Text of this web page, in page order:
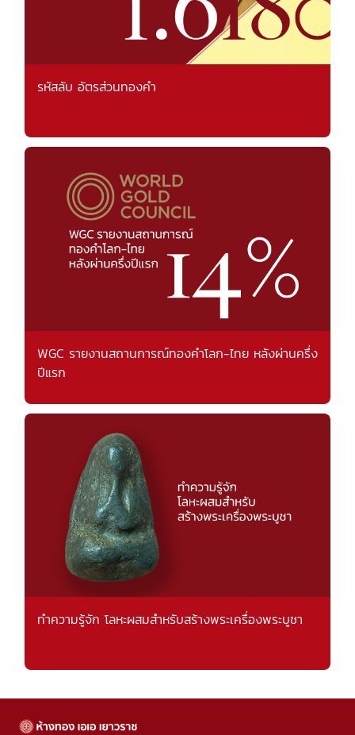
รหัสลับ อัตรส่วนทองคำ
WGC รายงานสถานการณ์ทองคำโลก-ไทย หลังผ่านครึ่ง
ปีแรก
ทำความรู้จัก โลหะผสมสำหรับสร้างพระเครื่องพระบูชา